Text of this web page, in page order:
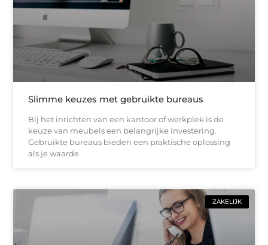
Slimme keuzes met gebruikte bureaus
Bij het inrichten van een kantoor of werkplek is de
keuze van meubels een belangrijke investering.
Gebruikte bureaus bieden een praktische oplossing
als je waarde
ZAKELIJK